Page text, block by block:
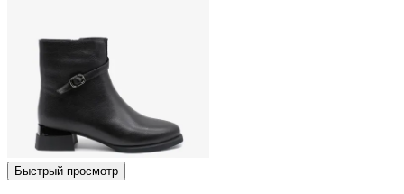
Быстрый просмотр